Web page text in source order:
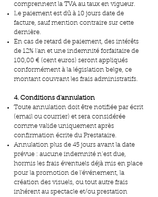
comprennent la TVA au taux en vigueur.
Le paiement est dû à 10 jours date de
facture, sauf mention contraire sur cette
dernière.
En cas de retard de paiement, des intérêts
de 12% l'an et une indemnité forfaitaire de
100,00 € (cent euros) seront appliqués
conformément à la législation belge, ce
montant couvrant les frais administratifs.
4. Conditions d'annulation
Toute annulation doit être notifiée par écrit
(email ou courrier) et sera considérée
comme valide uniquement après
confirmation écrite du Prestataire.
Annulation plus de 45 jours avant la date
prévue : aucune indemnité n’est due,
hormis les frais éventuels déjà mis en place
pour la promotion de l'événement, la
création des visuels, ou tout autre frais
inhérent au spectacle et/ou prestation